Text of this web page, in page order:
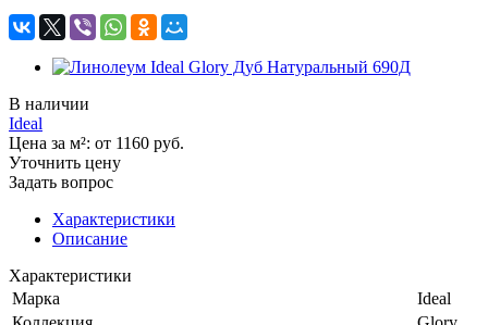
В наличии
Ideal
Цена за м²: от 1160 руб.
Уточнить цену
Задать вопрос
Характеристики
Описание
Характеристики
Марка
Ideal